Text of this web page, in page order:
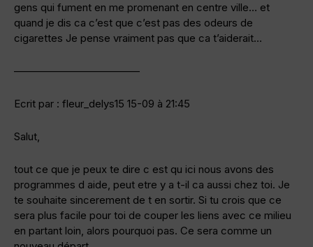
gens qui fument en me promenant en centre ville… et
quand je dis ca c’est que c’est pas des odeurs de
cigarettes Je pense vraiment pas que ca t’aiderait…
————————————
Ecrit par : fleur_delys15 15-09 à 21:45
Salut,
tout ce que je peux te dire c est qu ici nous avons des
programmes d aide, peut etre y a t-il ca aussi chez toi. Je
te souhaite sincerement de t en sortir. Si tu crois que ce
sera plus facile pour toi de couper les liens avec ce milieu
en partant loin, alors pourquoi pas. Ce sera comme un